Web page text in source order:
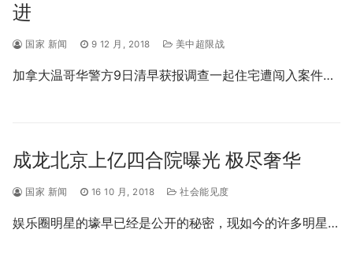
进
国家 新闻 9 12 月, 2018 美中超限战
加拿大温哥华警方9日清早获报调查一起住宅遭闯入案件…
成龙北京上亿四合院曝光 极尽奢华
国家 新闻 16 10 月, 2018 社会能见度
娱乐圈明星的壕早已经是公开的秘密，现如今的许多明星…